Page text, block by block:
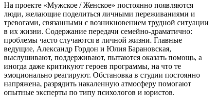
На проекте «Мужское / Женское» постоянно появляются
люди, желающие поделиться личными переживаниями и
тревогами, связанными с возникновением трудной ситуации
в их жизни. Содержание передачи семейно-драматично:
проблемы часто случаются в личной жизни. Главные
ведущие, Александр Гордон и Юлия Барановская,
выслушивают, поддерживают, пытаются оказать помощь, а
иногда даже критикуют героев программы, на что те
эмоционально реагируют. Обстановка в студии постоянно
напряжена, разрядить накаленную атмосферу помогают
опытные эксперты по типу психологов и юристов.